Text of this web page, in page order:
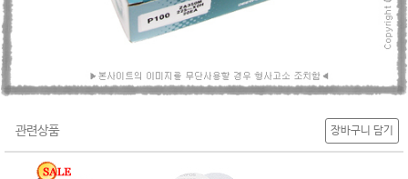
관련상품 장바구니 담기